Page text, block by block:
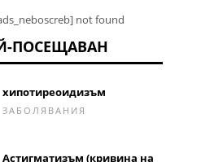
not found
ПОСЕЩАВАН
хипотиреоидизъм
ЗАБОЛЯВАНИЯ
Астигматизъм (кривина на